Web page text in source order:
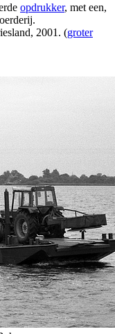
opdrukker, met een,
2001. (groter